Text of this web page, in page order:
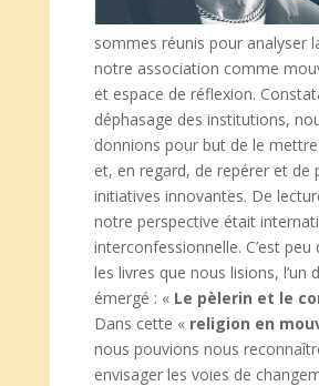
sommes réunis pour analyser
notre association comme
et espace de réflexion.
déphasage des institutions,
donnions pour but de le
et, en regard, de repérer et de
initiatives innovantes. De
notre perspective était
interconfessionnelle. C’est peu
les livres que nous lisions, l’un
émergé : « Le pèlerin et le
Dans cette « religion en
nous pouvions nous
envisager les voies de